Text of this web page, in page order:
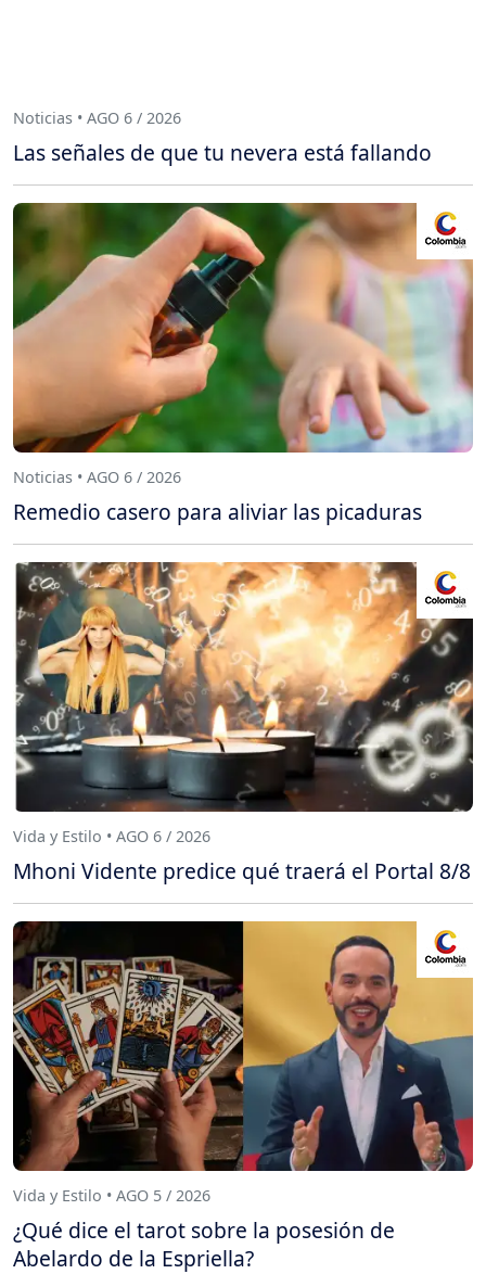
Noticias • AGO 6 / 2026
Las señales de que tu nevera está fallando
Noticias • AGO 6 / 2026
Remedio casero para aliviar las picaduras
Vida y Estilo • AGO 6 / 2026
Mhoni Vidente predice qué traerá el Portal 8/8
Vida y Estilo • AGO 5 / 2026
¿Qué dice el tarot sobre la posesión de
Abelardo de la Espriella?